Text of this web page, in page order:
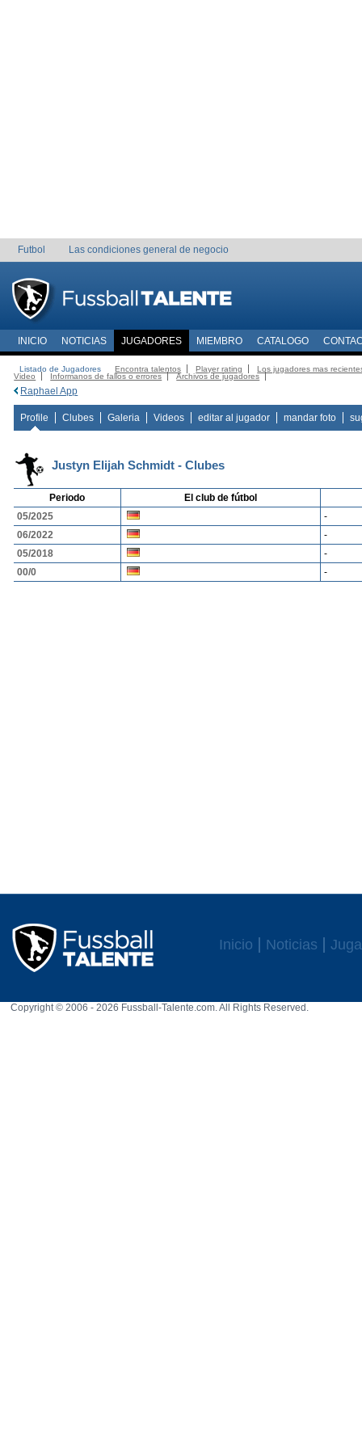
Futbol Las condiciones general de negocio
INICIO NOTICIAS JUGADORES MIEMBRO CATALOGO
Listado de Jugadores Encontra talentos Player rating
Los jugadores mas
Video
Informanos de fallos o errores Archivos de jugadores
Raphael App
Profile Clubes Galeria Videos editar al jugador mandar foto
Justyn Elijah Schmidt - Clubes
Periodo
El club de fútbol
05/2025
-
06/2022
-
05/2018
-
00/0
-
Inicio Noticias
Copyright © 2006 - 2026 Fussball-Talente.com. All Rights Reserved.